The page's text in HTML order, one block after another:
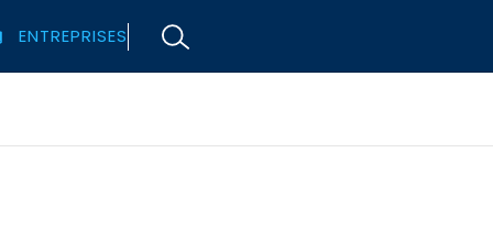
ENTREPRISES